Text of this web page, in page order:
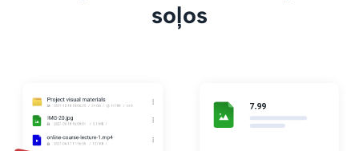
soļos